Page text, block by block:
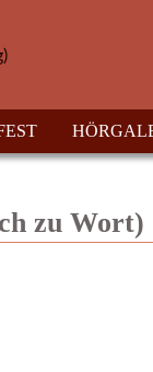
zu Wort)